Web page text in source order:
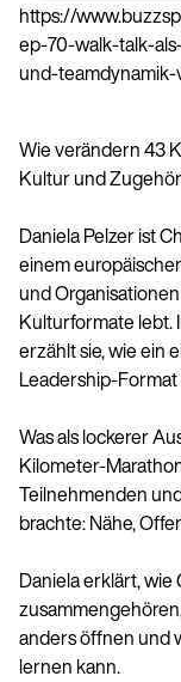
https://
ep-70-walk-talk-
und-
Wie verändern 43
Kultur und
Daniela Pelzer ist
einem
und
Kulturformate lebt.
erzählt sie, wie ein
Leadership-Format
Was als lockerer
Kilometer-
Teilnehmenden
brachte: Nähe,
Daniela erklärt,
anders öffnen und
lernen kann.